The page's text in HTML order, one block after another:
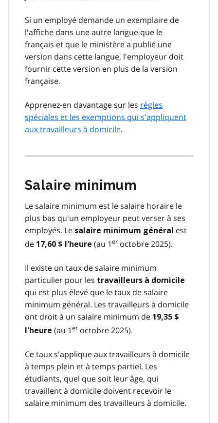
Si un employé demande un exemplaire de
l'affiche dans une autre langue que le
français et que le ministère a publié une
version dans cette langue, l'employeur doit
fournir cette version en plus de la version
française.
Apprenez-en davantage sur les règles
spéciales et les exemptions qui s'appliquent
aux travailleurs à domicile.
Salaire minimum
Le salaire minimum est le salaire horaire le
plus bas qu'un employeur peut verser à ses
employés. Le salaire minimum général est
de 17,60 $ l'heure (au 1er octobre 2025).
Il existe un taux de salaire minimum
particulier pour les travailleurs à domicile
qui est plus élevé que le taux de salaire
minimum général. Les travailleurs à domicile
ont droit à un salaire minimum de 19,35 $
l'heure (au 1er octobre 2025).
Ce taux s'applique aux travailleurs à domicile
à temps plein et à temps partiel. Les
étudiants, quel que soit leur âge, qui
travaillent à domicile doivent recevoir le
salaire minimum des travailleurs à domicile.